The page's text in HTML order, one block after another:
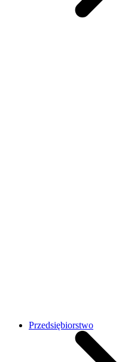
Przedsiębiorstwo